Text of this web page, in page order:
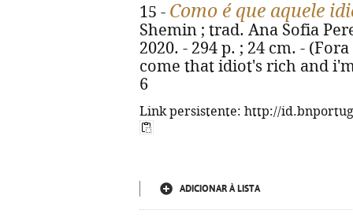
15 - Como é que aquele
Shemin ; trad. Ana Sofia
2020. - 294 p. ; 24 cm. -
come that idiot's rich and i'm
6
Link persistente: http://
ADICIONAR À LISTA